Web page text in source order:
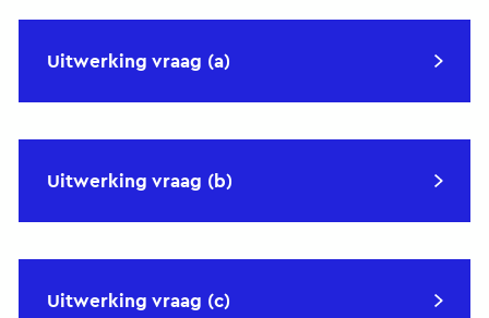
Uitwerking vraag (a)
Uitwerking vraag (b)
Uitwerking vraag (c)